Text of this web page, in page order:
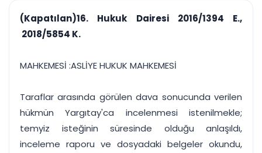
Duruşma ve görev
takvimi
Hatırlatma ve
takibi
UYAP & UETS entegrasyonundan finansa, hepsi bir arada.
Tüm özellikleri inceleyin Ücretsiz Başlayın
(Kapatılan)16. Hukuk Dairesi 2016/1394 E.,
2018/5854 K.
MAHKEMESİ :ASLİYE HUKUK MAHKEMESİ
Taraflar arasında görülen dava sonucunda verilen
hükmün Yargıtay'ca incelenmesi istenilmekle;
temyiz isteğinin süresinde olduğu anlaşıldı,
inceleme raporu ve dosyadaki belgeler okundu,